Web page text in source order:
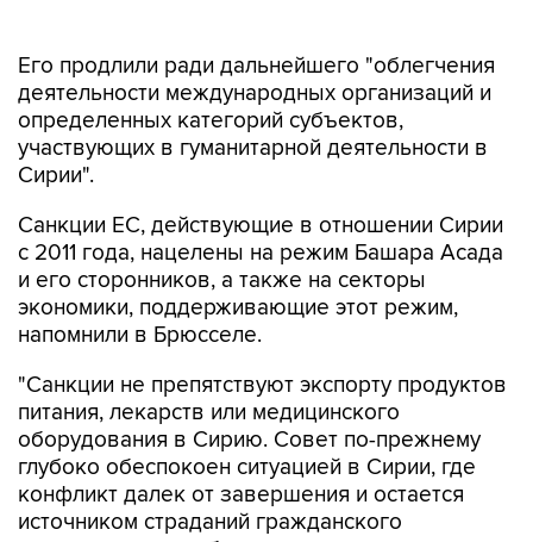
определенных категорий субъектов,
участвующих в гуманитарной деятельности в
Сирии".
Санкции ЕС, действующие в отношении Сирии
и его сторонников, а также на секторы
экономики, поддерживающие этот режим,
напомнили в Брюсселе.
"Санкции не препятствуют экспорту продуктов
оборудования в Сирию. Совет по-прежнему
глубоко обеспокоен ситуацией в Сирии, где
конфликт далек от завершения и остается
источником страданий гражданского
населения и нестабильности в стране и
регионе", - сказано в коммюнике.